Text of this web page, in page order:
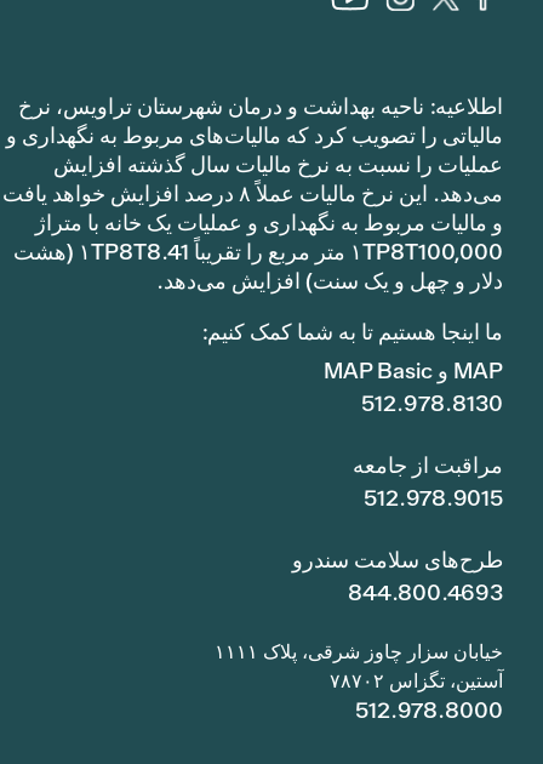
اطلاعیه: ناحیه بهداشت و درمان شهرستان تراویس، نرخ
مالیاتی را تصویب کرد که مالیات‌های مربوط به نگهداری و
عملیات را نسبت به نرخ مالیات سال گذشته افزایش
می‌دهد. این نرخ مالیات عملاً ۸ درصد افزایش خواهد یافت
و مالیات مربوط به نگهداری و عملیات یک خانه با متراژ
۱TP8T100,000 متر مربع را تقریباً ۱TP8T8.41 (هشت
دلار و چهل و یک سنت) افزایش می‌دهد.
ما اینجا هستیم تا به شما کمک کنیم:
MAP و MAP Basic
512.978.8130
مراقبت از جامعه
512.978.9015
طرح‌های سلامت سندرو
844.800.4693
خیابان سزار چاوز شرقی، پلاک ۱۱۱۱
آستین، تگزاس ۷۸۷۰۲
512.978.8000